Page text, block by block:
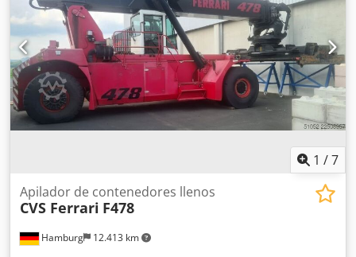
1 /7
Hamburg 12.413 km
Apilador de contenedores llenos
CVS Ferrari F478